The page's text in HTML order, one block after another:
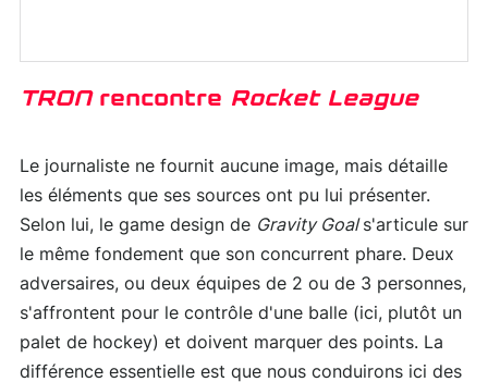
TRONrencontre Rocket League
Le journaliste ne fournit aucune image, mais détaille
les éléments que ses sources ont pu lui présenter.
Selon lui, le game design de Gravity Goals'articule sur
le même fondement que son concurrent phare. Deux
adversaires, ou deux équipes de 2 ou de 3 personnes,
s'affrontent pour le contrôle d'une balle (ici, plutôt un
palet de hockey) et doivent marquer des points. La
différence essentielle est que nous conduirons ici des